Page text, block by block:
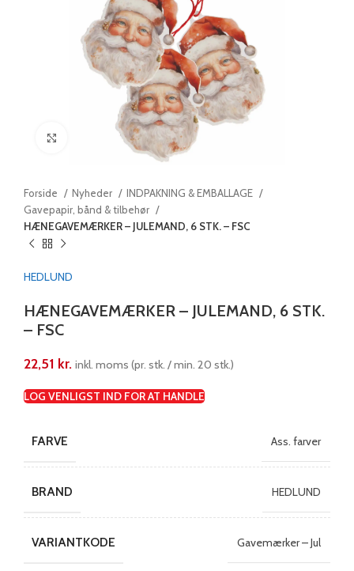
Klik for at forstørre
Forside Nyheder
INDPAKNING & EMBALLAGE
Gavepapir, bånd & tilbehør
HÆNEGAVEMÆRKER – JULEMAND, 6 STK. – FSC
HEDLUND
HÆNEGAVEMÆRKER – JULEMAND, 6 STK.
– FSC
22,51 kr. inkl. moms (pr. stk. / min. 20 stk.)
LOG VENLIGST IND FOR AT HANDLE
FARVE Ass. farver
BRAND HEDLUND
VARIANTKODE Gavemærker – Jul